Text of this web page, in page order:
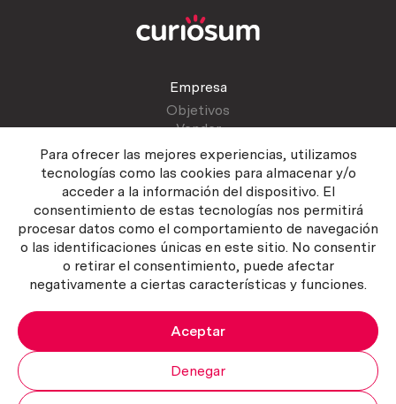
Para ofrecer las mejores experiencias, utilizamos
tecnologías como las cookies para almacenar y/o
acceder a la información del dispositivo. El
consentimiento de estas tecnologías nos permitirá
procesar datos como el comportamiento de navegación
o las identificaciones únicas en este sitio. No consentir
o retirar el consentimiento, puede afectar
negativamente a ciertas características y funciones.
Aceptar
Denegar
Empresa
Objetivos
Vender
Atención al cliente
Contactar
Manual del vendedor
Política del servicio
Política de Cookies
Copyright ©2026 Curiosum S.L. Todos los derechos reservados.